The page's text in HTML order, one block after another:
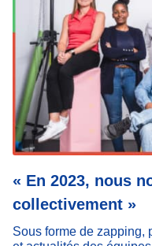
« En 2023, nous
collectivement »
Sous forme de